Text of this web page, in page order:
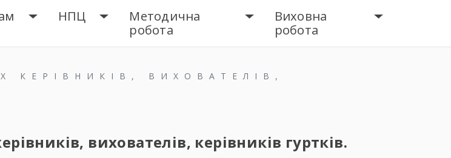
НПЦ
Методична
робота
Виховна
робота
КЕРІВНИКІВ, ВИХОВАТЕЛІВ,
вихователів, керівників гуртків.